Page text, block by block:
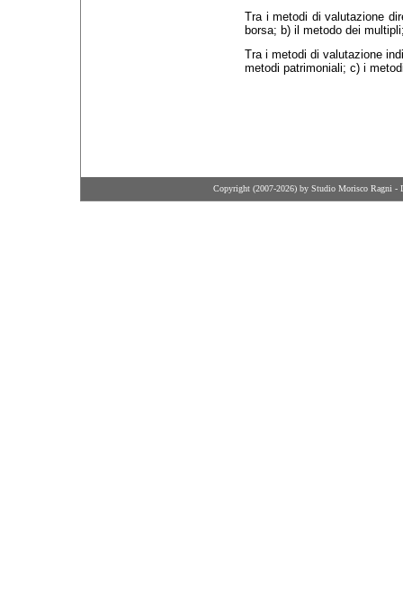
Tra i metodi di valutazione
borsa; b) il metodo dei
Tra i metodi di valutazione
metodi patrimoniali; c) i
Copyright (2007-2026) by Studio Morisco Ragni